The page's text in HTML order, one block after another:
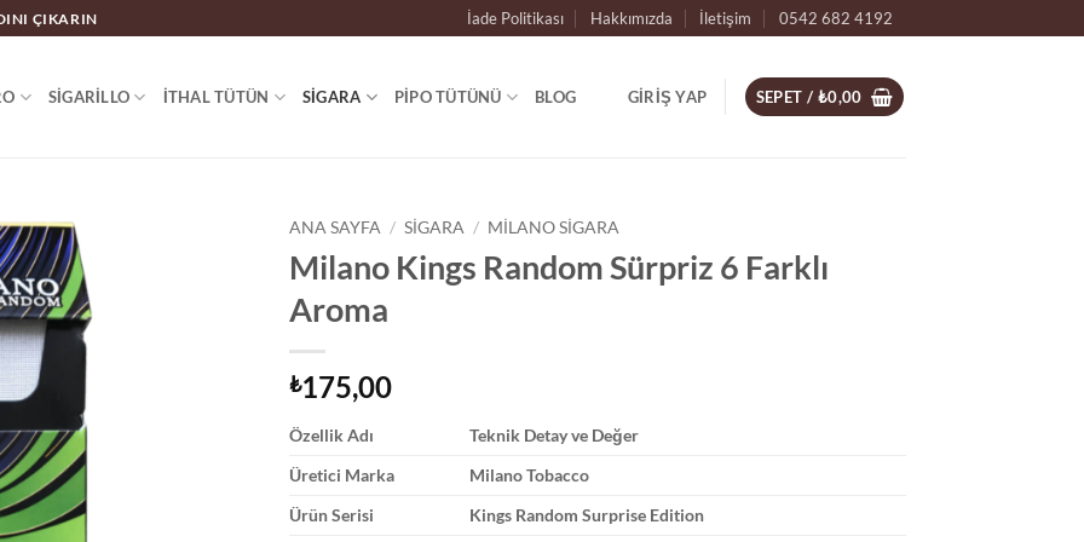
ÇIKARIN İade Politikası Hakkımızda İletişim 0542 682 4192
SIGARILLO İTHAL TÜTÜN SIGARA PIPO TÜTÜNÜ BLOG GIRIŞ YAP SEPET / ₺0,00
ANA SAYFA / SIGARA / MILANO SIGARA
Milano Kings Random Sürpriz 6 Farklı
Aroma
₺175,00
Özellik Adı
Teknik Detay ve Değer
Üretici Marka
Milano Tobacco
Ürün Serisi
Kings Random Surprise Edition